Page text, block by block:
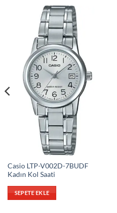
Casio LTP-V002D-7BUDF
Kadın Kol Saati
SEPETE EKLE